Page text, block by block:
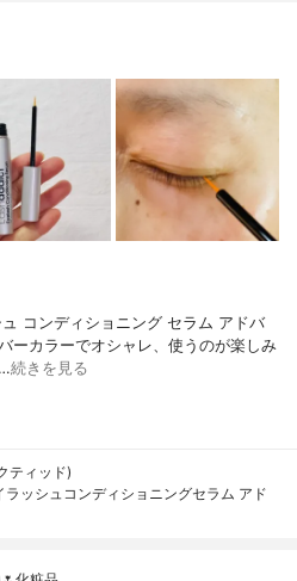
コンディショニング セラム アドバ
ーカラーでオシャレ、使うのが楽しみ
続きを見る
ティッド)
ッシュコンディショニングセラム アド